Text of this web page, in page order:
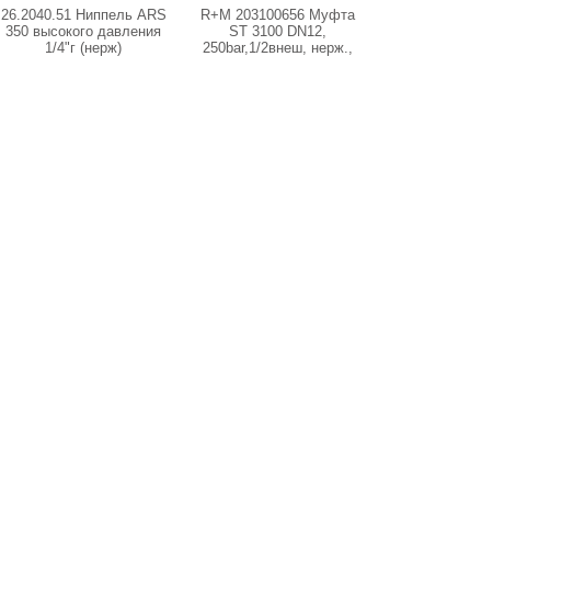
26.2040.51 Ниппель ARS
350 высокого давления
1/4"г (нерж)
R+M 203100656 Муфта
ST 3100 DN12,
250bar,1/2внеш, нерж.,